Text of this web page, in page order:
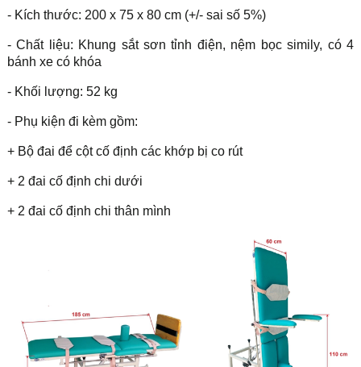
- Kích thước: 200 x 75 x 80 cm (+/- sai số 5%)
- Chất liệu: Khung sắt sơn tỉnh điện, nệm bọc simily, có 4
bánh xe có khóa
- Khối lượng: 52 kg
- Phụ kiện đi kèm gồm:
+ Bộ đai để cột cố định các khớp bị co rút
+ 2 đai cố định chi dưới
+ 2 đai cố định chi thân mình